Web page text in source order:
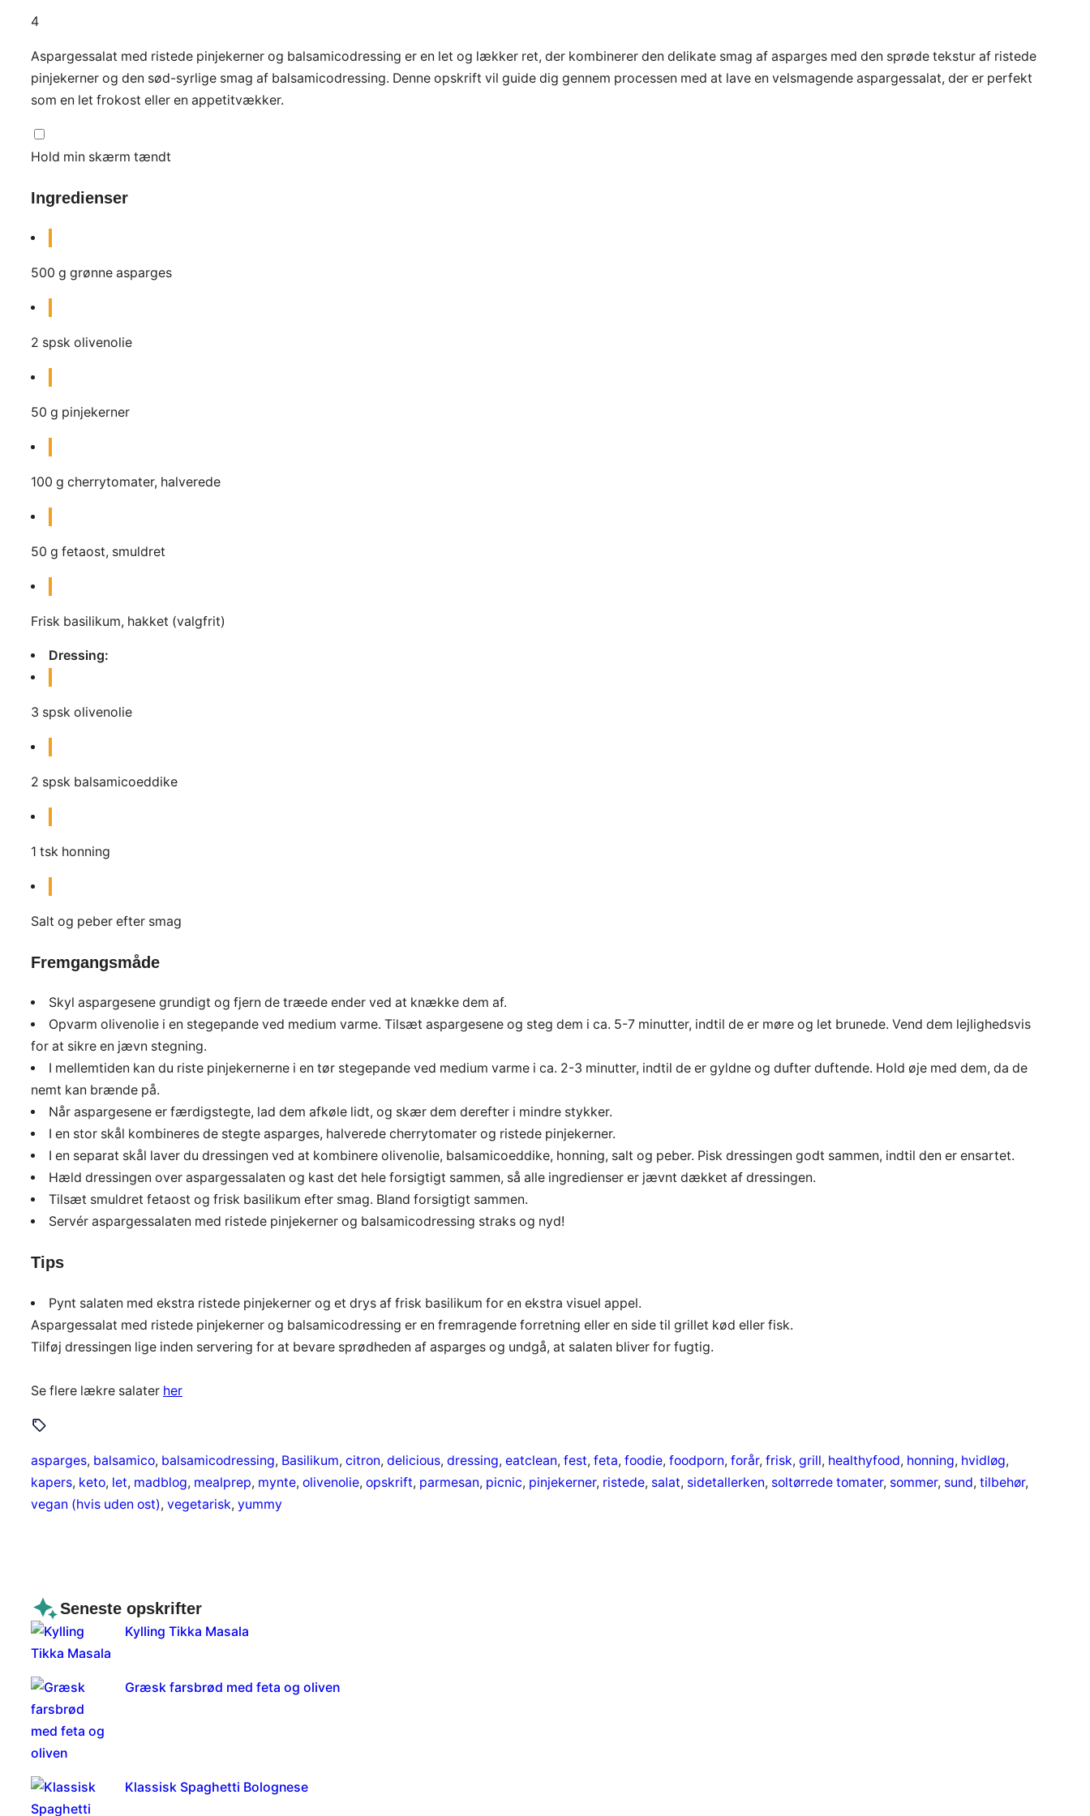
4
Aspargessalat med ristede pinjekerner og balsamicodressing er en let og lækker ret, der kombinerer den delikate smag af asparges med den sprøde tekstur af ristede
pinjekerner og den sød-syrlige smag af balsamicodressing. Denne opskrift vil guide dig gennem processen med at lave en velsmagende aspargessalat, der er perfekt
som en let frokost eller en appetitvækker.
Hold min skærm tændt
Ingredienser
500 g grønne asparges
2 spsk olivenolie
50 g pinjekerner
100 g cherrytomater, halverede
50 g fetaost, smuldret
Frisk basilikum, hakket (valgfrit)
Dressing:
3 spsk olivenolie
2 spsk balsamicoeddike
1 tsk honning
Salt og peber efter smag
Fremgangsmåde
Skyl aspargesene grundigt og fjern de træede ender ved at knække dem af.
Opvarm olivenolie i en stegepande ved medium varme. Tilsæt aspargesene og steg dem i ca. 5-7 minutter, indtil de er møre og let brunede. Vend dem lejlighedsvis
for at sikre en jævn stegning.
I mellemtiden kan du riste pinjekernerne i en tør stegepande ved medium varme i ca. 2-3 minutter, indtil de er gyldne og dufter duftende. Hold øje med dem, da de
nemt kan brænde på.
Når aspargesene er færdigstegte, lad dem afkøle lidt, og skær dem derefter i mindre stykker.
I en stor skål kombineres de stegte asparges, halverede cherrytomater og ristede pinjekerner.
I en separat skål laver du dressingen ved at kombinere olivenolie, balsamicoeddike, honning, salt og peber. Pisk dressingen godt sammen, indtil den er ensartet.
Hæld dressingen over aspargessalaten og kast det hele forsigtigt sammen, så alle ingredienser er jævnt dækket af dressingen.
Tilsæt smuldret fetaost og frisk basilikum efter smag. Bland forsigtigt sammen.
Servér aspargessalaten med ristede pinjekerner og balsamicodressing straks og nyd!
Tips
Pynt salaten med ekstra ristede pinjekerner og et drys af frisk basilikum for en ekstra visuel appel.
Aspargessalat med ristede pinjekerner og balsamicodressing er en fremragende forretning eller en side til grillet kød eller fisk.
Tilføj dressingen lige inden servering for at bevare sprødheden af asparges og undgå, at salaten bliver for fugtig.
Se flere lækre salater her
asparges, balsamico, balsamicodressing, Basilikum, citron, delicious, dressing, eatclean, fest, feta, foodie, foodporn, forår, frisk, grill, healthyfood, honning, hvidløg
kapers, keto, let, madblog, mealprep, mynte, olivenolie, opskrift, parmesan, picnic, pinjekerner, ristede, salat, sidetallerken, soltørrede tomater, sommer, sund, tilbehør
vegan (hvis uden ost), vegetarisk, yummy
Seneste opskrifter
Kylling Tikka Masala
Græsk farsbrød med feta og oliven
Klassisk Spaghetti Bolognese